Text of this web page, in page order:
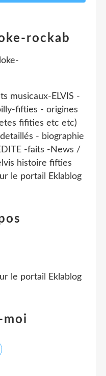
rockab
musicaux-ELVIS -
fifties - origines
fifities etc etc)
- biographie
-faits -News /
histoire fifties
le portail Eklablog
moi
le portail Eklablog